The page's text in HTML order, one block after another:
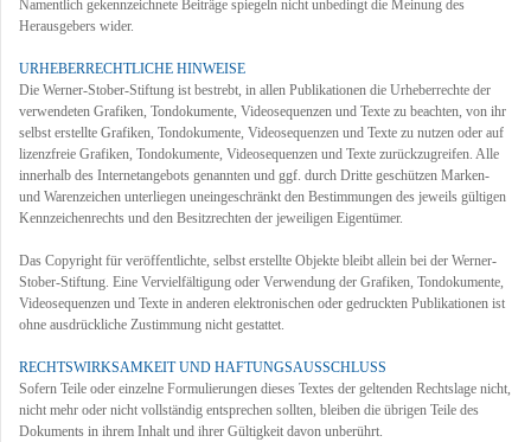
Namentlich gekennzeichnete Beiträge spiegeln nicht unbedingt die Meinung des
Herausgebers wider.
URHEBERRECHTLICHE HINWEISE
Die Werner-Stober-Stiftung ist bestrebt, in allen Publikationen die Urheberrechte der
verwendeten Grafiken, Tondokumente, Videosequenzen und Texte zu beachten, von ihr
selbst erstellte Grafiken, Tondokumente, Videosequenzen und Texte zu nutzen oder auf
lizenzfreie Grafiken, Tondokumente, Videosequenzen und Texte zurückzugreifen. Alle
innerhalb des Internetangebots genannten und ggf. durch Dritte geschützen Marken-
und Warenzeichen unterliegen uneingeschränkt den Bestimmungen des jeweils gültigen
Kennzeichenrechts und den Besitzrechten der jeweiligen Eigentümer.
Das Copyright für veröffentlichte, selbst erstellte Objekte bleibt allein bei der Werner-
Stober-Stiftung. Eine Vervielfältigung oder Verwendung der Grafiken, Tondokumente,
Videosequenzen und Texte in anderen elektronischen oder gedruckten Publikationen ist
ohne ausdrückliche Zustimmung nicht gestattet.
RECHTSWIRKSAMKEIT UND HAFTUNGSAUSSCHLUSS
Sofern Teile oder einzelne Formulierungen dieses Textes der geltenden Rechtslage nicht,
nicht mehr oder nicht vollständig entsprechen sollten, bleiben die übrigen Teile des
Dokuments in ihrem Inhalt und ihrer Gültigkeit davon unberührt.